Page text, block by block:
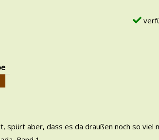
spürt aber, dass es da draußen noch so viel